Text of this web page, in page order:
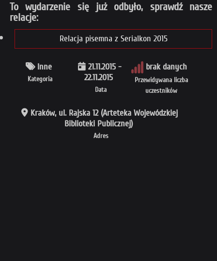
To wydarzenie się już odbyło, sprawdź nasze
relacje:
Relacja pisemna z Serialkon 2015
Kategoria
Inne
Data
21.11.2015 -
22.11.2015
Przewidywana liczba
uczestników
brak danych
Adres
Kraków, ul. Rajska 12 (Arteteka Wojewódzkiej
Biblioteki Publicznej)